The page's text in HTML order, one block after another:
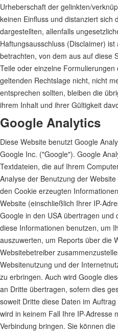
Urheberschaft der gelinkten/
keinen Einfluss und distanziert sich
dargestellten, allenfalls
Haftungsausschluss (Disclaimer)
betrachten, von dem aus auf diese
Teile oder einzelne
geltenden Rechtslage nicht, nicht
entsprechen sollten, bleiben die
ihrem Inhalt und ihrer Gültigkeit
Google Analytics
Diese Website benutzt Google
Google Inc. ("Google"). Google
Textdateien, die auf Ihrem
Analyse der Benutzung der
den Cookie erzeugten
Website (einschließlich Ihrer IP-
Google in den USA übertragen und
diese Informationen benutzen, um
auszuwerten, um Reports über die
Websitebetreiber
Websitenutzung und der
zu erbringen. Auch wird Google
an Dritte übertragen, sofern dies
soweit Dritte diese Daten im
wird in keinem Fall Ihre IP-Adresse
Verbindung bringen. Sie können